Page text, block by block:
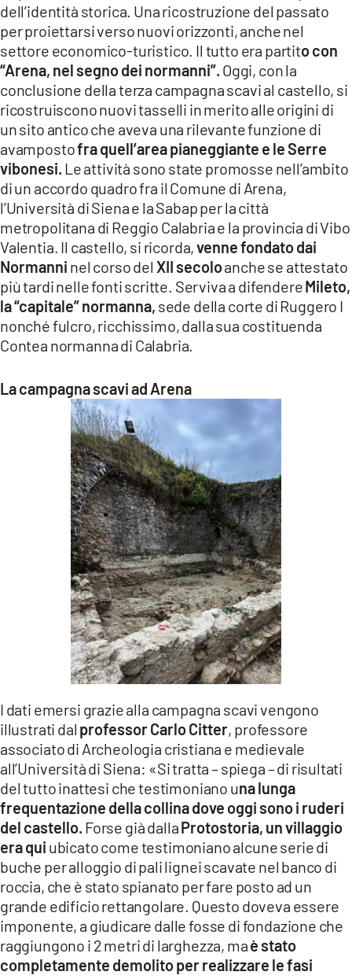
COSENZACHANNEL.IT
ILVIBONESE.IT
CATANZAROCHANNEL.IT
LACAPITALENEWS.IT
App
ANDROID
APPLE
dell’identità storica. Una ricostruzione del passato
per proiettarsi verso nuovi orizzonti, anche nel
settore economico-turistico. Il tutto era partito con
“Arena, nel segno dei normanni”. Oggi, con la
conclusione della terza campagna scavi al castello, si
ricostruiscono nuovi tasselli in merito alle origini di
un sito antico che aveva una rilevante funzione di
avampostofra quell’area pianeggiante e le Serre
vibonesi. Le attività sono state promosse nell’ambito
di un accordo quadro fra il Comune di Arena,
l’Università di Siena e la Sabap per la città
metropolitana di Reggio Calabria e la provincia di Vibo
Valentia. Il castello, si ricorda,venne fondato dai
Normanni nel corso del XII secoloanche se attestato
più tardi nelle fonti scritte. Serviva a difendereMileto,
la “capitale” normanna, sede della corte di Ruggero I
nonché fulcro, ricchissimo, dalla sua costituenda
Contea normanna di Calabria.
La campagna scavi ad Arena
I dati emersi grazie alla campagna scavi vengono
illustrati dal professor Carlo Citter, professore
associato di Archeologia cristiana e medievale
all’Università di Siena: «Si tratta – spiega – di risultati
del tutto inattesi che testimoniano una lunga
frequentazione della collina dove oggi sono i ruderi
del castello. Forse già dallaProtostoria, un villaggio
era qui ubicato come testimoniano alcune serie di
buche per alloggio di pali lignei scavate nel banco di
roccia, che è stato spianato per fare posto ad un
grande edificio rettangolare. Questo doveva essere
imponente, a giudicare dalle fosse di fondazione che
raggiungono i 2 metri di larghezza, maè stato
completamente demolito per realizzare le fasi